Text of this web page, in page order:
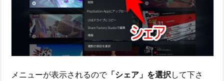
メニューが表示されるので「シェア」を選択して下さ